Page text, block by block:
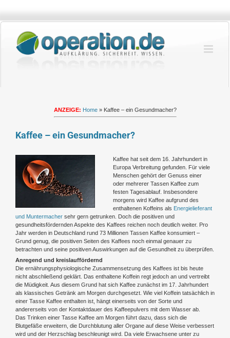
springen
ANZEIGE: Home» Kaffee – ein Gesundmacher?
Kaffee – ein Gesundmacher?
grösseres
Bild
Kaffee hat seit dem 16. Jahrhundert in
Europa Verbreitung gefunden. Für viele
Menschen gehört der Genuss einer
oder mehrerer Tassen Kaffee zum
festen Tagesablauf. Insbesondere
morgens wird Kaffee aufgrund des
enthaltenen Koffeins als Energielieferant
und Muntermacher sehr gern getrunken. Doch die positiven und
gesundheitsfördernden Aspekte des Kaffees reichen noch deutlich weiter. Pro
Jahr werden in Deutschland rund 73 Millionen Tassen Kaffee konsumiert –
Grund genug, die positiven Seiten des Kaffees noch einmal genauer zu
betrachten und seine positiven Auswirkungen auf die Gesundheit zu überprüfen.
Anregend und kreislauffördernd
Die ernährungsphysiologische Zusammensetzung des Kaffees ist bis heute
nicht abschließend geklärt. Das enthaltene Koffein regt jedoch an und vertreibt
die Müdigkeit. Aus diesem Grund hat sich Kaffee zunächst im 17. Jahrhundert
als klassisches Getränk am Morgen durchgesetzt. Wie viel Koffein tatsächlich in
einer Tasse Kaffee enthalten ist, hängt einerseits von der Sorte und
andererseits von der Kontaktdauer des Kaffeepulvers mit dem Wasser ab.
Das Trinken einer Tasse Kaffee am Morgen führt dazu, dass sich die
Blutgefäße erweitern, die Durchblutung aller Organe auf diese Weise verbessert
wird und der Herzschlag beschleunigt wird. Da viele Erwachsene unter zu